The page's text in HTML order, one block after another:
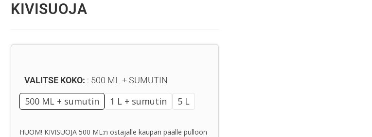
KIVISUOJA
VALITSE KOKO: 500 ML + SUMUTIN
500 ML + sumutin 1 L + sumutin 5 L
HUOM! KIVISUOJA 500 ML:n ostajalle kaupan päälle pulloon